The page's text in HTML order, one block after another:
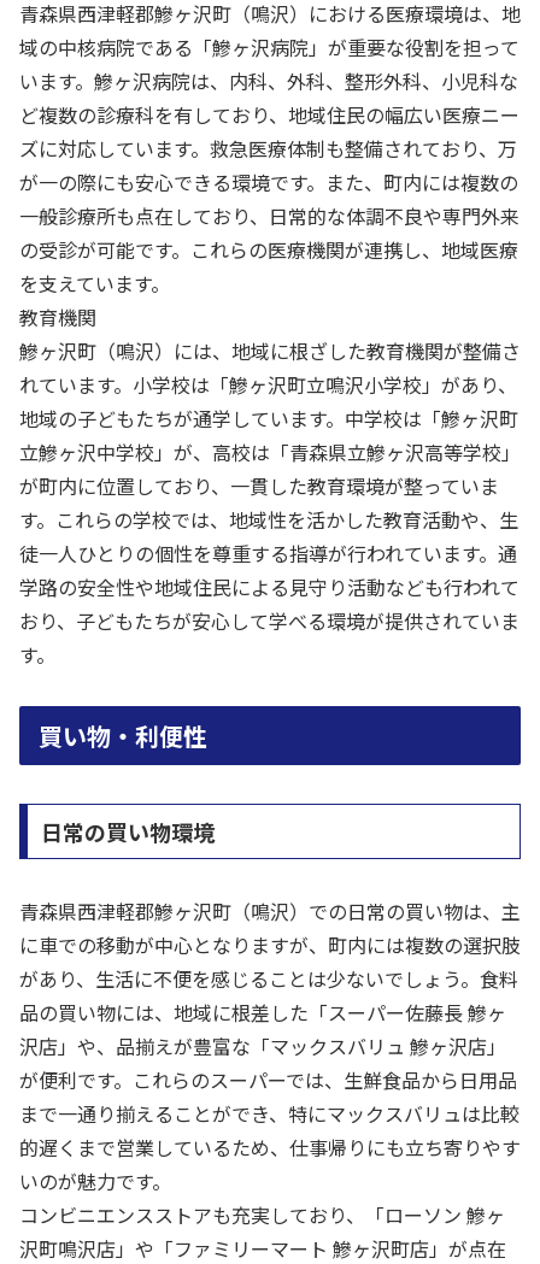
青森県西津軽郡鰺ヶ沢町（鳴沢）における医療環境は、地
域の中核病院である「鰺ヶ沢病院」が重要な役割を担って
います。鰺ヶ沢病院は、内科、外科、整形外科、小児科な
ど複数の診療科を有しており、地域住民の幅広い医療ニー
ズに対応しています。救急医療体制も整備されており、万
が一の際にも安心できる環境です。また、町内には複数の
一般診療所も点在しており、日常的な体調不良や専門外来
の受診が可能です。これらの医療機関が連携し、地域医療
を支えています。
教育機関
鰺ヶ沢町（鳴沢）には、地域に根ざした教育機関が整備さ
れています。小学校は「鰺ヶ沢町立鳴沢小学校」があり、
地域の子どもたちが通学しています。中学校は「鰺ヶ沢町
立鰺ヶ沢中学校」が、高校は「青森県立鰺ヶ沢高等学校」
が町内に位置しており、一貫した教育環境が整っていま
す。これらの学校では、地域性を活かした教育活動や、生
徒一人ひとりの個性を尊重する指導が行われています。通
学路の安全性や地域住民による見守り活動なども行われて
おり、子どもたちが安心して学べる環境が提供されていま
す。
買い物・利便性
日常の買い物環境
青森県西津軽郡鰺ヶ沢町（鳴沢）での日常の買い物は、主
に車での移動が中心となりますが、町内には複数の選択肢
があり、生活に不便を感じることは少ないでしょう。食料
品の買い物には、地域に根差した「スーパー佐藤長 鰺ヶ
沢店」や、品揃えが豊富な「マックスバリュ 鰺ヶ沢店」
が便利です。これらのスーパーでは、生鮮食品から日用品
まで一通り揃えることができ、特にマックスバリュは比較
的遅くまで営業しているため、仕事帰りにも立ち寄りやす
いのが魅力です。
コンビニエンスストアも充実しており、「ローソン 鰺ヶ
沢町鳴沢店」や「ファミリーマート 鰺ヶ沢町店」が点在